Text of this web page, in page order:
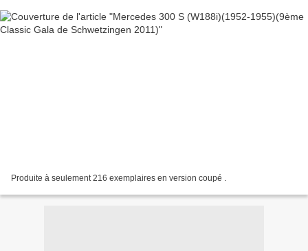
Produite à seulement 216 exemplaires en version coupé .